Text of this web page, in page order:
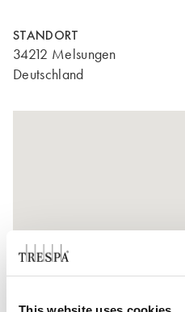
STANDORT
34212 Melsungen
Deutschland